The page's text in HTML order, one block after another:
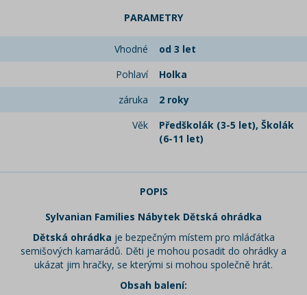
PARAMETRY
Vhodné
od 3 let
Pohlaví
Holka
záruka
2 roky
Věk
Předškolák (3-5 let), Školák
(6-11 let)
POPIS
Sylvanian Families Nábytek Dětská ohrádka
Dětská ohrádka je bezpečným místem pro mláďátka
semišových kamarádů. Děti je mohou posadit do ohrádky a
ukázat jim hračky, se kterými si mohou společně hrát.
Obsah balení: